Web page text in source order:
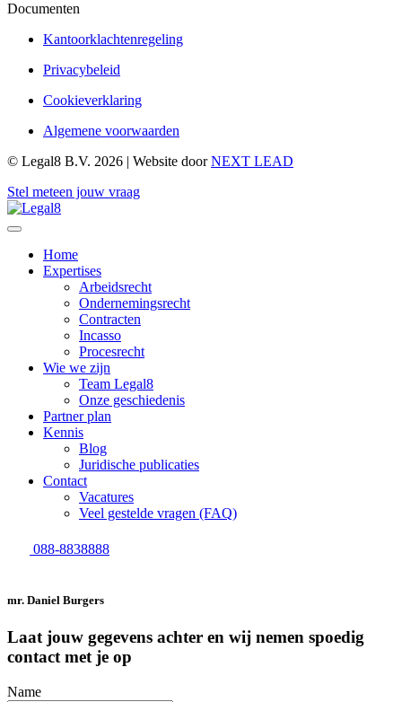
Documenten
Kantoorklachtenregeling
Privacybeleid
Cookieverklaring
Algemene voorwaarden
© Legal8 B.V. 2026 | Website doorNEXT LEAD
Stel meteen jouw vraag
Home
Expertises
Arbeidsrecht
Ondernemingsrecht
Contracten
Incasso
Procesrecht
Wie we zijn
Team Legal8
Onze geschiedenis
Partner plan
Kennis
Blog
Juridische publicaties
Contact
Vacatures
Veel gestelde vragen (FAQ)
088-8838888
mr. Daniel Burgers
Laat jouw gegevens achter en wij nemen spoedig
contact met je op
Name